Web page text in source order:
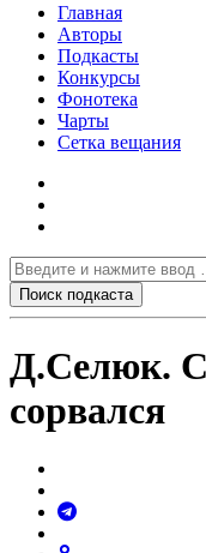
Главная
Авторы
Подкасты
Конкурсы
Фонотека
Чарты
Сетка вещания
Д.Селюк.
сорвался